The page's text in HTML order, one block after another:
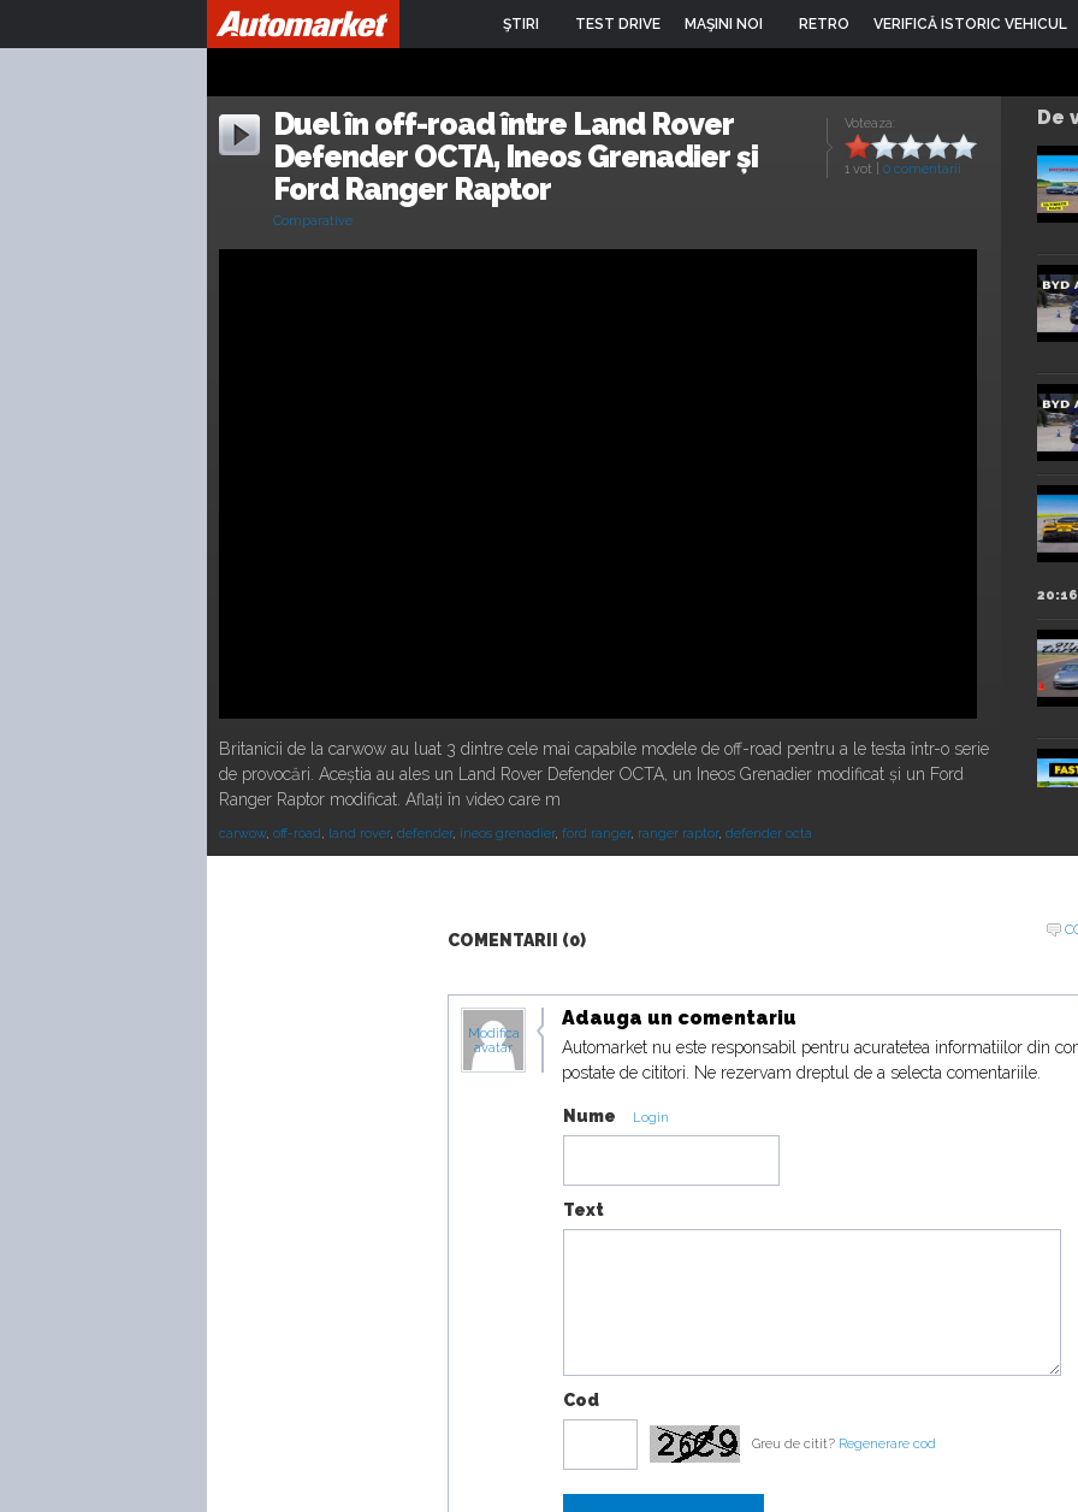
ŞTIRI TEST DRIVE MAŞINI NOI RETRO VERIFICĂ ISTORIC VEHICUL
Voteaza:
1 vot 0 comentarii
Duel în off-road între Land Rover
Defender OCTA, Ineos Grenadier și
Ford Ranger Raptor
Comparative
Britanicii de la carwow au luat 3 dintre cele mai capabile modele de off-road pentru a le testa într-o serie
de provocări. Aceștia au ales un Land Rover Defender OCTA, un Ineos Grenadier modificat și un Ford
Ranger Raptor modificat. Aflați în video care m
carwow, off-road, land rover, defender, ineos grenadier, ford ranger, ranger raptor, defender octa
De
20:16
Urus
COMENTARII (0)
Modifica
avatar
Adauga un comentariu
Automarket nu este responsabil pentru acuratetea informatiilor din
postate de cititori. Ne rezervam dreptul de a selecta comentariile.
Nume Login
Text
Cod
Greu de citit? Regenerare cod